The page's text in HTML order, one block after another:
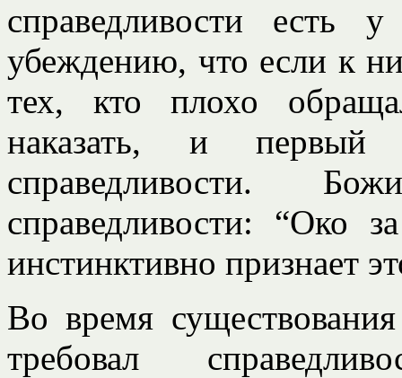
справедливости
убеждению, что если к
тех, кто плохо
наказать, и
справедливости.
справедливости: “Око
инстинктивно признает
Во время
требовал